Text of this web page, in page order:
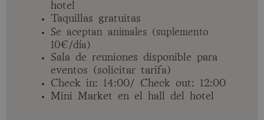
hotel
Taquillas gratuitas
Se aceptan animales (suplemento
10€/día)
Sala de reuniones disponible para
eventos (solicitar tarifa)
Check in: 14:00/ Check out: 12:00
Mini Market en el hall del hotel